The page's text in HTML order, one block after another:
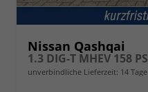
Nissan Qashqai
unverbindliche Lieferzeit: 14 Tage